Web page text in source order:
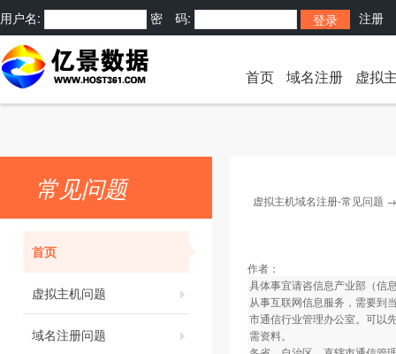
用户名: 密 码: 注册
首页 域名注册 虚拟
常见问题
首页
虚拟主机问题
域名注册问题
虚拟主机域名注册-常见问题
作者：
具体事宜请咨信息产业部（信
从事互联网信息服务，需要到
市通信行业管理办公室。可以
需资料。